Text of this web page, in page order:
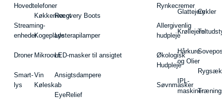
Hovedtelefoner
Streaming-
enheder
Droner
Smart-
lys
Køkkenvægt
Kogeplade
Mikroovn
Vin
Køleskab
Recovery Boots
Lysterapilamper
LED-masker til ansigtet
Ansigtsdampere
EyeRelief
Rynkecremer
Allergivenlig
hudpleje
Økologisk
Hudpleje
Søvnmasker
Glattejern
Krøllejern
Hårkure
og Olier
IPL-
maskiner
Cykler